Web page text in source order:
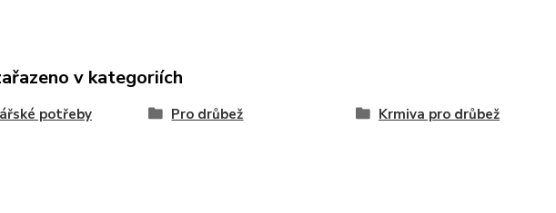
v kategoriích
potřeby Pro drůbež Krmiva pro drůbež